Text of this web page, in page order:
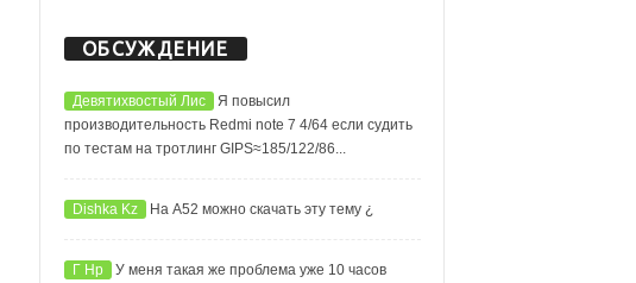
ОБСУЖДЕНИЕ
Девятихвостый Лис
Я повысил
производительность Redmi note 7 4/64 если судить
по тестам на тротлинг GIPS≈185/122/86...
Dishka Kz На А52 можно скачать эту тему ¿
Г Нр
У меня такая же проблема уже 10 часов